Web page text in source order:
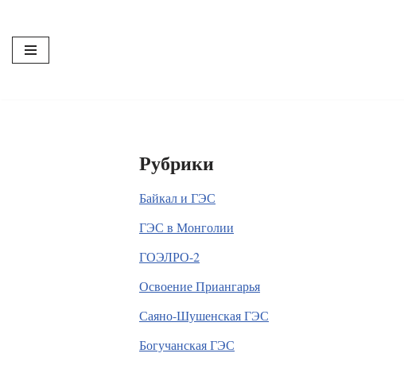
Перейти
к
Рубрики
Байкал и ГЭС
ГЭС в Монголии
ГОЭЛРО-2
Освоение Приангарья
Саяно-Шушенская ГЭС
Богучанская ГЭС